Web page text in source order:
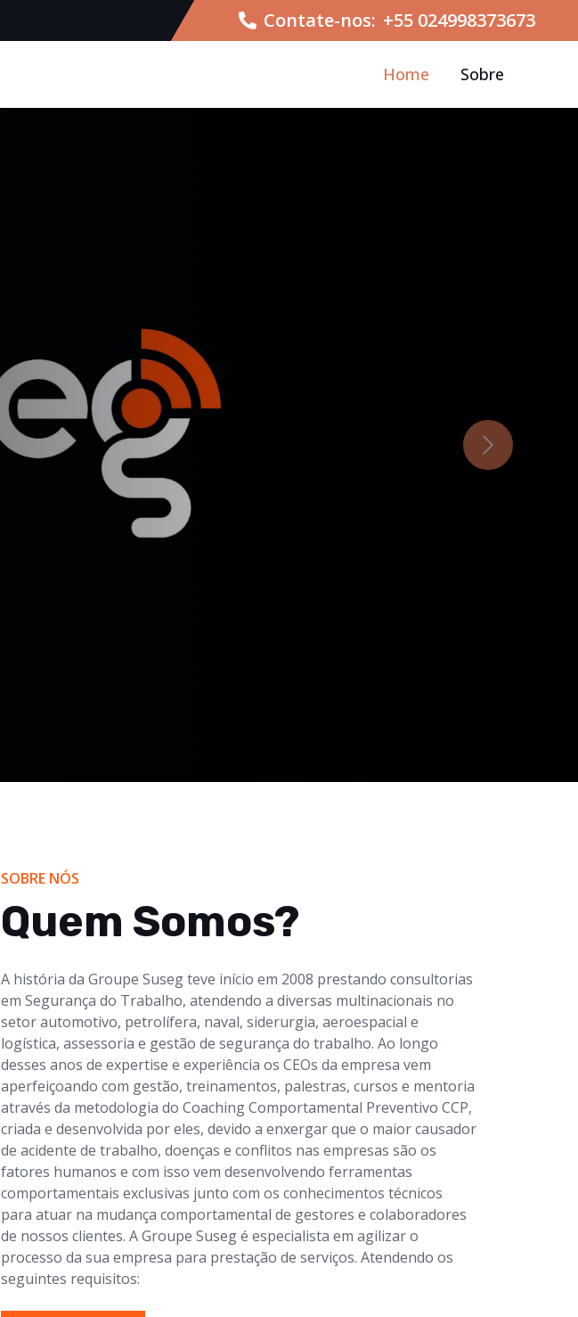
Contate-nos: +55 024998373673
Home Sobre
Próximo
SOBRE NÓS
Quem Somos?
A história da Groupe Suseg teve início em 2008 prestando consultorias
em Segurança do Trabalho, atendendo a diversas multinacionais no
setor automotivo, petrolífera, naval, siderurgia, aeroespacial e
logística, assessoria e gestão de segurança do trabalho. Ao longo
desses anos de expertise e experiência os CEOs da empresa vem
aperfeiçoando com gestão, treinamentos, palestras, cursos e mentoria
através da metodologia do Coaching Comportamental Preventivo CCP,
criada e desenvolvida por eles, devido a enxergar que o maior causador
de acidente de trabalho, doenças e conflitos nas empresas são os
fatores humanos e com isso vem desenvolvendo ferramentas
comportamentais exclusivas junto com os conhecimentos técnicos
para atuar na mudança comportamental de gestores e colaboradores
de nossos clientes. A Groupe Suseg é especialista em agilizar o
processo da sua empresa para prestação de serviços. Atendendo os
seguintes requisitos: